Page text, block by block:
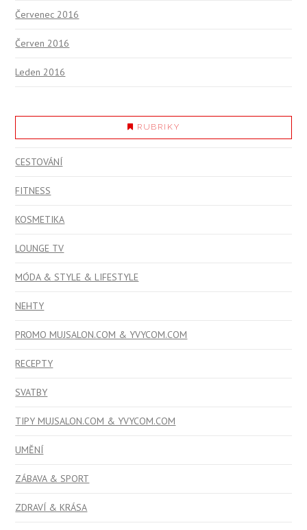
Červenec 2016
Červen 2016
Leden 2016
RUBRIKY
CESTOVÁNÍ
FITNESS
KOSMETIKA
LOUNGE TV
MÓDA & STYLE & LIFESTYLE
NEHTY
PROMO MUJSALON.COM & YVYCOM.COM
RECEPTY
SVATBY
TIPY MUJSALON.COM & YVYCOM.COM
UMĚNÍ
ZÁBAVA & SPORT
ZDRAVÍ & KRÁSA